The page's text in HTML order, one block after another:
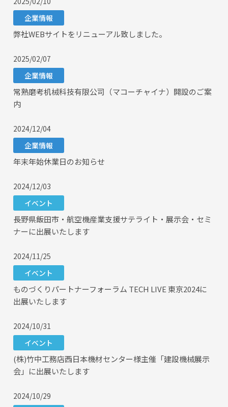
企業情報
弊社WEBサイトをリニューアル致しました。
2025/02/07
企業情報
常熟磨考机械科技有限公司（マコーチャイナ）開設のご案
内
2024/12/04
企業情報
年末年始休業日のお知らせ
2024/12/03
イベント
長野県飯田市・航空機産業支援サテライト・展示会・セミ
ナーに出展いたします
2024/11/25
イベント
ものづくりパートナーフォーラム TECH LIVE 東京2024に
出展いたします
2024/10/31
イベント
(株)竹中工務店西日本機材センター様主催「建設機械展示
会」に出展いたします
2024/10/29